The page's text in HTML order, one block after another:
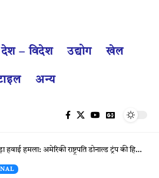
देश – विदेश उद्योग खेल
अन्य
अमेरिकी राष्ट्रपति डोनाल्ड ट्रंप की हिदायत नजरअंदाज, दहल उठा